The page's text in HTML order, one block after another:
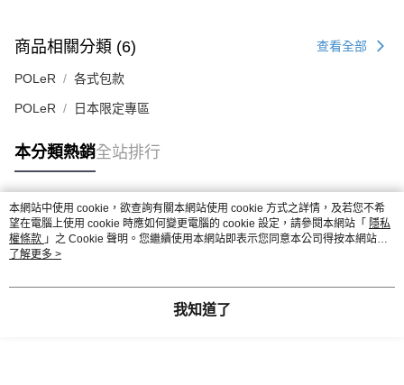
商品相關分類 (6) 查看全部
POLeR 各式包款
POLeR 日本限定專區
本分類熱銷全站排行
熱門標籤
本網站中使用 cookie，欲查詢有關本網站使用 cookie 方式之詳情，及若您不希
望在電腦上使用 cookie 時應如何變更電腦的 cookie 設定，請參閱本網站「 隱私
權條款 」之 Cookie 聲明。您繼續使用本網站即表示您同意本公司得按本網站使
用條款之 Cookie 聲明使用 cookie。
了解更多 >
我知道了